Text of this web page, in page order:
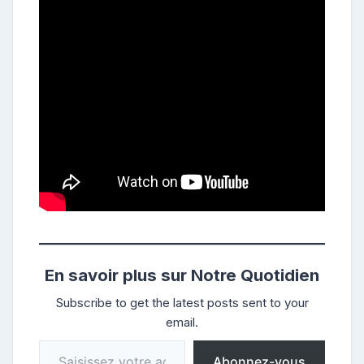
En savoir plus sur Notre Quotidien
Subscribe to get the latest posts sent to your
email.
Saisissez votre adresse e-mail…